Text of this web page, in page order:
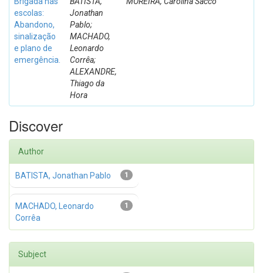
escolas:
Abandono,
sinalização
e plano de
emergência.
Jonathan
Pablo;
MACHADO,
Leonardo
Corrêa;
ALEXANDRE,
Thiago da
Hora
Discover
Author
1
BATISTA, Jonathan Pablo
1
MACHADO, Leonardo
Corrêa
Subject